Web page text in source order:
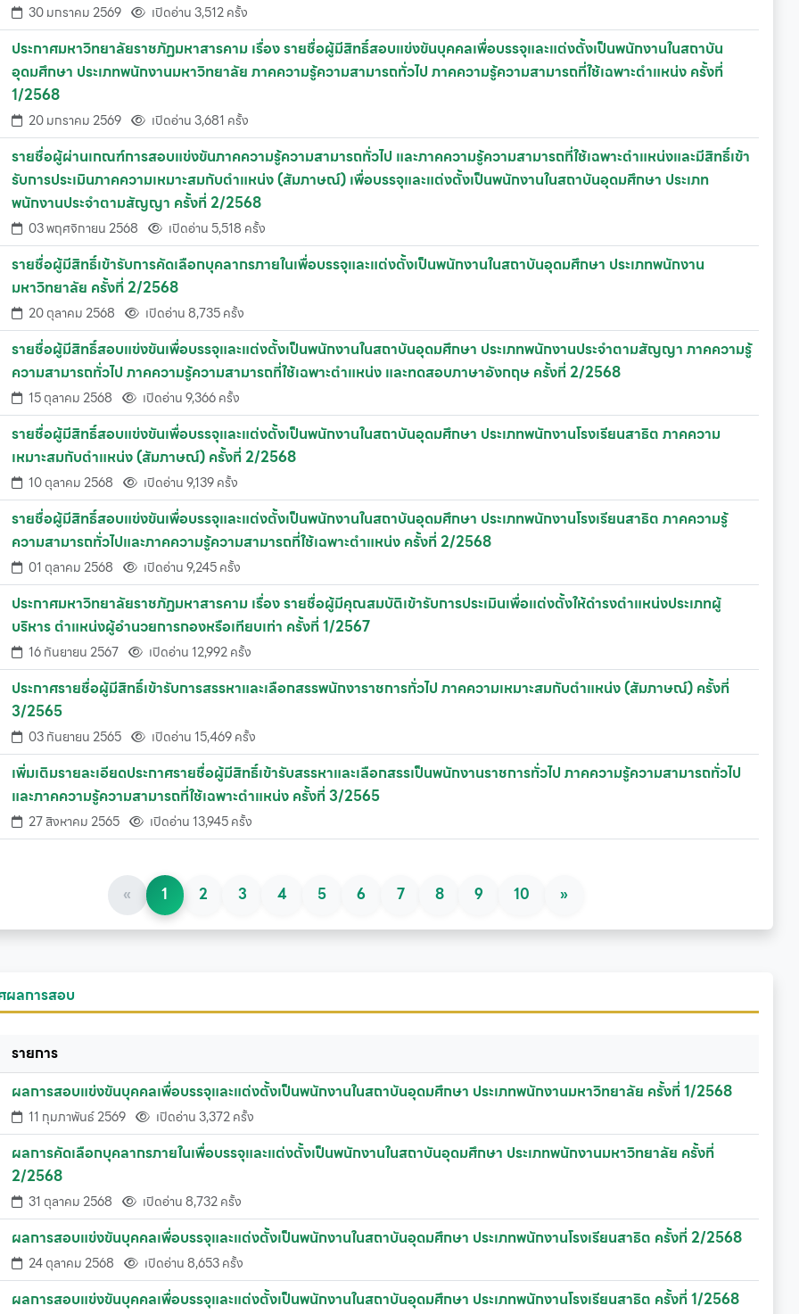
30 มกราคม 2569 เปิดอ่าน 3,512 ครั้ง
ประกาศมหาวิทยาลัยราชภัฏมหาสารคาม เรื่อง รายชื่อผู้มีสิทธิ์สอบแข่งขันบุคคลเพื่อบรรจุและแต่งตั้งเป็นพนักงานในสถาบัน
อุดมศึกษา ประเภทพนักงานมหาวิทยาลัย ภาคความรู้ความสามารถทั่วไป ภาคความรู้ความสามารถที่ใช้เฉพาะตำแหน่ง ครั้งที่
1/2568
20 มกราคม 2569 เปิดอ่าน 3,681 ครั้ง
รายชื่อผู้ผ่านเกณฑ์การสอบแข่งขันภาคความรู้ความสามารถทั่วไป และภาคความรู้ความสามารถที่ใช้เฉพาะตำแหน่งและมีสิทธิ์เข้า
รับการประเมินภาคความเหมาะสมกับตำแหน่ง (สัมภาษณ์) เพื่อบรรจุและแต่งตั้งเป็นพนักงานในสถาบันอุดมศึกษา ประเภท
พนักงานประจำตามสัญญา ครั้งที่ 2/2568
03 พฤศจิกายน 2568 เปิดอ่าน 5,518 ครั้ง
รายชื่อผู้มีสิทธิ์เข้ารับการคัดเลือกบุคลากรภายในเพื่อบรรจุและแต่งตั้งเป็นพนักงานในสถาบันอุดมศึกษา ประเภทพนักงาน
มหาวิทยาลัย ครั้งที่ 2/2568
20 ตุลาคม 2568 เปิดอ่าน 8,735 ครั้ง
รายชื่อผู้มีสิทธิ์สอบแข่งขันเพื่อบรรจุและแต่งตั้งเป็นพนักงานในสถาบันอุดมศึกษา ประเภทพนักงานประจำตามสัญญา ภาคความรู้
ความสามารถทั่วไป ภาคความรู้ความสามารถที่ใช้เฉพาะตำแหน่ง และทดสอบภาษาอังกฤษ ครั้งที่ 2/2568
15 ตุลาคม 2568 เปิดอ่าน 9,366 ครั้ง
รายชื่อผู้มีสิทธิ์สอบแข่งขันเพื่อบรรจุและแต่งตั้งเป็นพนักงานในสถาบันอุดมศึกษา ประเภทพนักงานโรงเรียนสาธิต ภาคความ
เหมาะสมกับตำแหน่ง (สัมภาษณ์) ครั้งที่ 2/2568
10 ตุลาคม 2568 เปิดอ่าน 9,139 ครั้ง
รายชื่อผู้มีสิทธิ์สอบแข่งขันเพื่อบรรจุและแต่งตั้งเป็นพนักงานในสถาบันอุดมศึกษา ประเภทพนักงานโรงเรียนสาธิต ภาคความรู้
ความสามารถทั่วไปและภาคความรู้ความสามารถที่ใช้เฉพาะตำแหน่ง ครั้งที่ 2/2568
01 ตุลาคม 2568 เปิดอ่าน 9,245 ครั้ง
ประกาศมหาวิทยาลัยราชภัฏมหาสารคาม เรื่อง รายชื่อผู้มีคุณสมบัติเข้ารับการประเมินเพื่อแต่งตั้งให้ดำรงตำแหน่งประเภทผู้
บริหาร ตำแหน่งผู้อำนวยการกองหรือเทียบเท่า ครั้งที่ 1/2567
16 กันยายน 2567 เปิดอ่าน 12,992 ครั้ง
ประกาศรายชื่อผู้มีสิทธิ์เข้ารับการสรรหาและเลือกสรรพนักงาราชการทั่วไป ภาคความเหมาะสมกับตำแหน่ง (สัมภาษณ์) ครั้งที่
3/2565
03 กันยายน 2565 เปิดอ่าน 15,469 ครั้ง
เพิ่มเติมรายละเอียดประกาศรายชื่อผู้มีสิทธิ์เข้ารับสรรหาและเลือกสรรเป็นพนักงานราชการทั่วไป ภาคความรู้ความสามารถทั่วไป
และภาคความรู้ความสามารถที่ใช้เฉพาะตำแหน่ง ครั้งที่ 3/2565
27 สิงหาคม 2565 เปิดอ่าน 13,945 ครั้ง
« 1 2 3 4 5 6 7 8 9 10 »
ผลการสอบ
รายการ
ผลการสอบแข่งขันบุคคลเพื่อบรรจุและแต่งตั้งเป็นพนักงานในสถาบันอุดมศึกษา ประเภทพนักงานมหาวิทยาลัย ครั้งที่ 1/2568
11 กุมภาพันธ์ 2569 เปิดอ่าน 3,372 ครั้ง
ผลการคัดเลือกบุคลากรภายในเพื่อบรรจุและแต่งตั้งเป็นพนักงานในสถาบันอุดมศึกษา ประเภทพนักงานมหาวิทยาลัย ครั้งที่
2/2568
31 ตุลาคม 2568 เปิดอ่าน 8,732 ครั้ง
ผลการสอบแข่งขันบุคคลเพื่อบรรจุและแต่งตั้งเป็นพนักงานในสถาบันอุดมศึกษา ประเภทพนักงานโรงเรียนสาธิต ครั้งที่ 2/2568
24 ตุลาคม 2568 เปิดอ่าน 8,653 ครั้ง
ผลการสอบแข่งขันบุคคลเพื่อบรรจุและแต่งตั้งเป็นพนักงานในสถาบันอุดมศึกษา ประเภทพนักงานโรงเรียนสาธิต ครั้งที่ 1/2568